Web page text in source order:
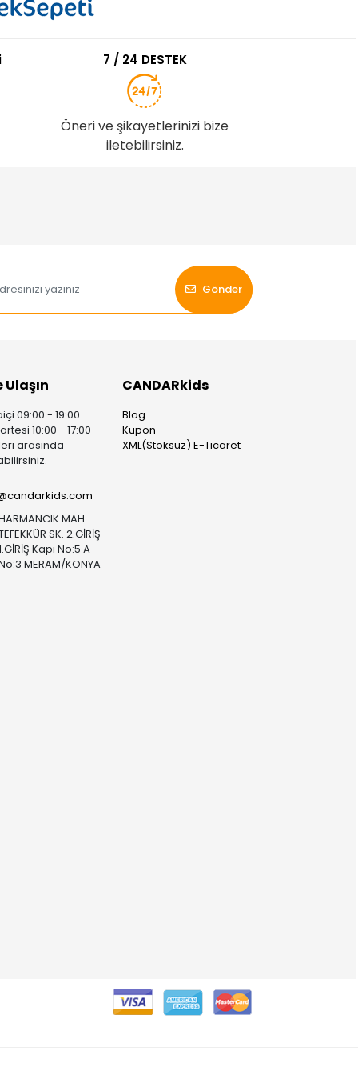
7 / 24 DESTEK
Öneri ve şikayetlerinizi bize
iletebilirsiniz.
Gönder
Ulaşın
09:00 - 19:00
10:00 - 17:00
arasında
MAH.
SK. 2.GİRİŞ
Kapı No:5 A
MERAM/KONYA
CANDARkids
Blog
Kupon
XML(Stoksuz) E-Ticaret